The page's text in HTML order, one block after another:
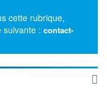
cette rubrique,
suivante : contact-